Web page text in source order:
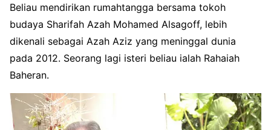
Beliau mendirikan rumahtangga bersama tokoh
budaya Sharifah Azah Mohamed Alsagoff, lebih
dikenali sebagai Azah Aziz yang meninggal dunia
pada 2012. Seorang lagi isteri beliau ialah Rahaiah
Baheran.